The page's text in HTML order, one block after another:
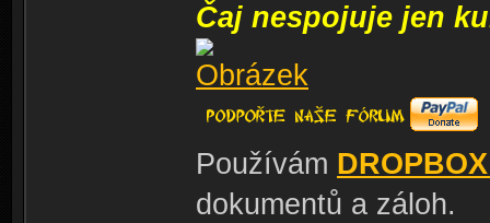
Čaj nespojuje jen
Používám
dokumentů a záloh.